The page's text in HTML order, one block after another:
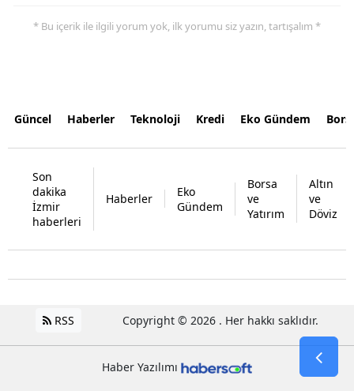
* Bu içerik ile ilgili yorum yok, ilk yorumu siz yazın, tartışalım *
Güncel Haberler Teknoloji Kredi Eko Gündem
Son
dakika
İzmir
haberleri
Haberler
Eko
Gündem
Borsa
ve
Yatırım
Altın
ve
Döviz
RSS Copyright © 2026 . Her hakkı saklıdır.
Haber Yazılımı